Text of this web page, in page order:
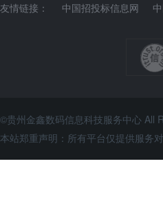
友情链接： 中国招投标信息网
©贵州金鑫数码信息科技服务中心 All
本站郑重声明：所有平台仅提供服务